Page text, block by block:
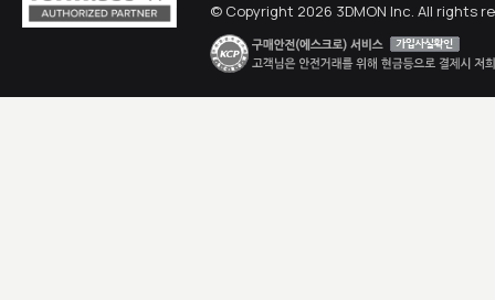
© Copyright 2026 3DMON Inc. All rights